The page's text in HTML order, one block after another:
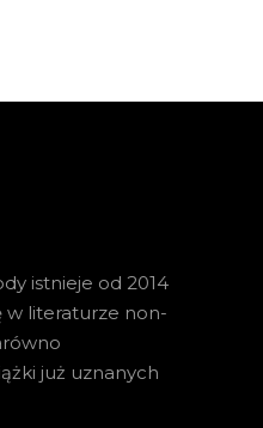
istnieje od 2014
w literaturze non-
już uznanych